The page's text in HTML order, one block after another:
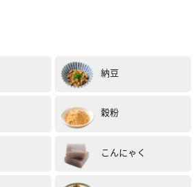
納豆
穀粉
こんにゃく